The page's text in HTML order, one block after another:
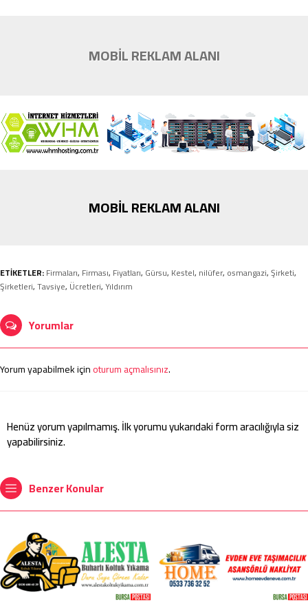
MOBİL REKLAM ALANI
MOBİL REKLAM ALANI
ETİKETLER:Firmaları, Firması, Fiyatları, Gürsu, Kestel, nilüfer, osmangazi,Şirketi,
Şirketleri,Tavsiye, Ücretleri,Yıldırım
Yorumlar
Yorum yapabilmek içinoturum açmalısınız.
Henüz yorum yapılmamış. İlk yorumu yukarıdaki form aracılığıyla siz
yapabilirsiniz.
Benzer Konular